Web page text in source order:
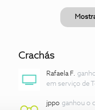
Crachás
Rafaela F.
em serviço de
jppo ganhou o